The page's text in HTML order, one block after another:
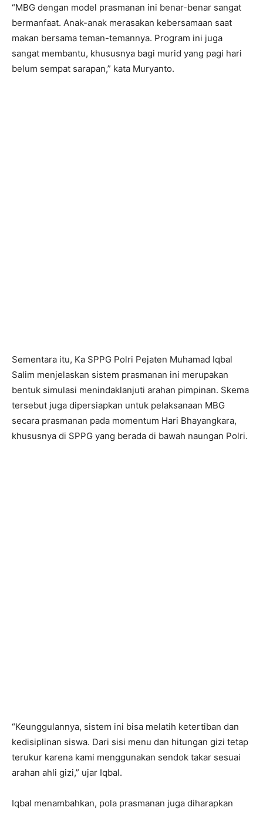
“MBG dengan model prasmanan ini benar-benar sangat
bermanfaat. Anak-anak merasakan kebersamaan saat
makan bersama teman-temannya. Program ini juga
sangat membantu, khususnya bagi murid yang pagi hari
belum sempat sarapan,” kata Muryanto.
Sementara itu, Ka SPPG Polri Pejaten Muhamad Iqbal
Salim menjelaskan sistem prasmanan ini merupakan
bentuk simulasi menindaklanjuti arahan pimpinan. Skema
tersebut juga dipersiapkan untuk pelaksanaan MBG
secara prasmanan pada momentum Hari Bhayangkara,
khususnya di SPPG yang berada di bawah naungan Polri.
“Keunggulannya, sistem ini bisa melatih ketertiban dan
kedisiplinan siswa. Dari sisi menu dan hitungan gizi tetap
terukur karena kami menggunakan sendok takar sesuai
arahan ahli gizi,” ujar Iqbal.
Iqbal menambahkan, pola prasmanan juga diharapkan